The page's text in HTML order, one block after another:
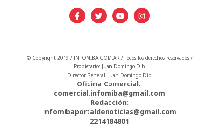
© Copyright 2019 / INFOMIBA.COM.AR / Todos los derechos reservados /
Propietario: Juan Domingo Dib
Director General: Juan Domingo Dib
Oficina Comercial:
comercial.infomiba@gmail.com
Redacción:
infomibaportaldenoticias@gmail.com
2214184801